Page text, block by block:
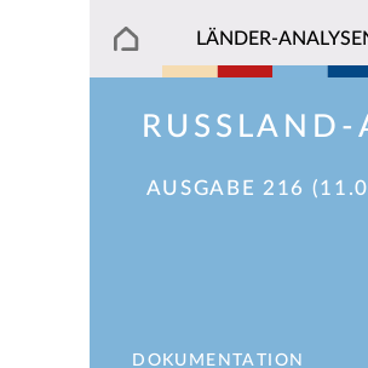
LÄNDER-
RUSSLAND-
AUSGABE 216
DOKUMENTATION